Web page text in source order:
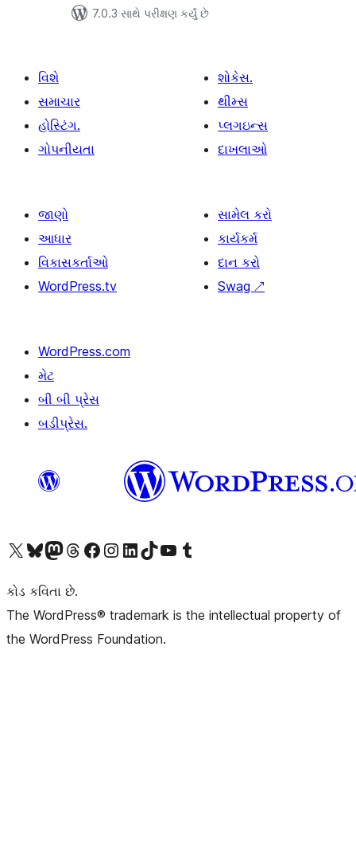
7.0.3 સાથે પરીક્ષણ કર્યું છે
વિશે
સમાચાર
હોસ્ટિંગ.
ગોપનીયતા
શોકેસ.
થીમ્સ
પ્લગઇન્સ
દાખલાઓ
જાણો
આધાર
વિકાસકર્તાઓ
WordPress.tv
સામેલ કરો
કાર્યકર્મ
દાન કરો
Swag ↗
WordPress.com
મેટ
બી બી પ્રેસ
બડીપ્રેસ.
અમારા X (અગાઉ ટ્વિટર) એકાઉન્ટની મુલાકાત લોઅમારા Bluesky એકાઉન્ટની મુલાકાત લોઅમારા માસ્ટોડોન એકાઉન્ટની મુલાકાત લોઅમારા Threads એકાઉન્ટની મુલાકાત લો અમારા ફેસબુક પેજની મુલાકાત લોઅમારા ઇન્સ્ટાગ્રામ એકાઉન્ટની મુલાકાત લો અમારા LinkedIn એકાઉન્ટની મુલાકાત લોઅમારા TikTok એકાઉન્ટની મુલાકાત લોઅમારી YouTube ચેનલની મુલાકાત લો અમારા Tumblr એકાઉન્ટની મુલાકાત લો
કોડ કવિતા છે.
The WordPress® trademark is the intellectual property of
the WordPress Foundation.